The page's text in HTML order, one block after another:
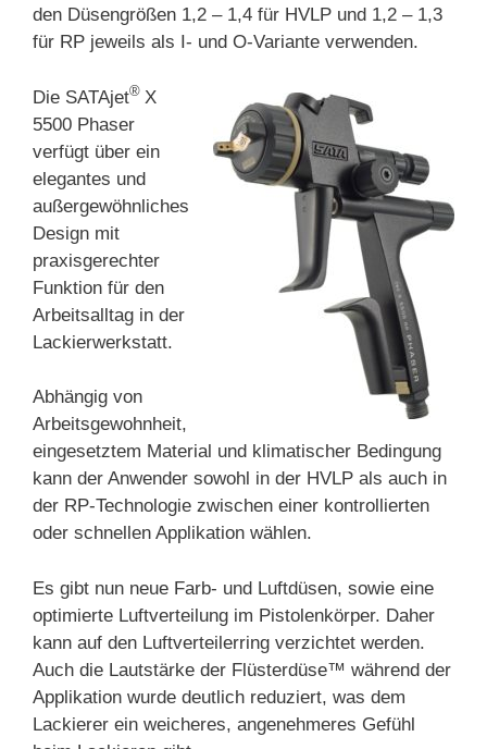
den Düsengrößen 1,2 – 1,4 für HVLP und 1,2 – 1,3
für RP jeweils als I- und O-Variante verwenden.
Die SATAjet® X
5500 Phaser
verfügt über ein
elegantes und
außergewöhnliches
Design mit
praxisgerechter
Funktion für den
Arbeitsalltag in der
Lackierwerkstatt.
Abhängig von
Arbeitsgewohnheit,
eingesetztem Material und klimatischer Bedingung
kann der Anwender sowohl in der HVLP als auch in
der RP-Technologie zwischen einer kontrollierten
oder schnellen Applikation wählen.
Es gibt nun neue Farb- und Luftdüsen, sowie eine
optimierte Luftverteilung im Pistolenkörper. Daher
kann auf den Luftverteilerring verzichtet werden.
Auch die Lautstärke der Flüsterdüse™ während der
Applikation wurde deutlich reduziert, was dem
Lackierer ein weicheres, angenehmeres Gefühl